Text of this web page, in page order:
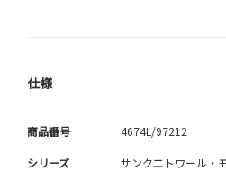
仕様
商品番号 4674L/97212
シリーズ サンクエトワール・